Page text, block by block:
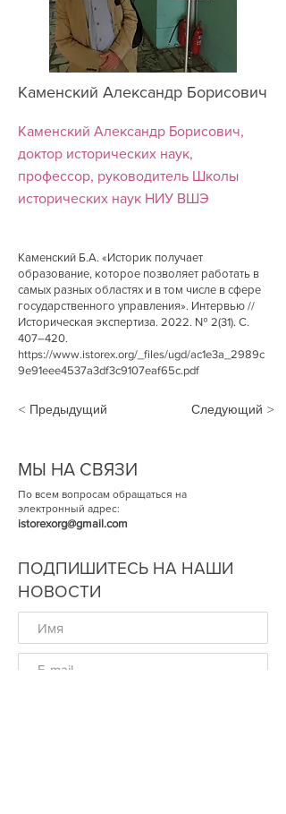
Каменский Александр Борисович
Каменский Александр Борисович,
доктор исторических наук,
профессор, руководитель Школы
исторических наук НИУ ВШЭ
Каменский Б.А. «Историк получает
образование, которое позволяет работать в
самых разных областях и в том числе в сфере
государственного управления». Интервью //
Историческая экспертиза. 2022. № 2(31). С.
407–420.
https://www.istorex.org/_files/ugd/ac1e3a_2989c
9e91eee4537a3df3c9107eaf65c.pdf
< Предыдущий Следующий >
МЫ НА СВЯЗИ
По всем вопросам обращаться на
электронный адрес:
istorexorg@gmail.com
ПОДПИШИТЕСЬ НА НАШИ
НОВОСТИ